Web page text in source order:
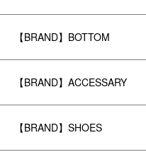
【BRAND】BOTTOM
【BRAND】ACCESSARY
【BRAND】SHOES